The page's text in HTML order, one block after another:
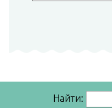
Найти: